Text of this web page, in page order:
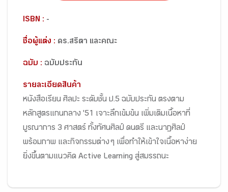
ISBN : -
ชื่อผู้แต่ง : ดร.สริตา และคณะ
ฉบับ : ฉบับประกัน
รายละเอียดสินค้า
หนังสือเรียน ศิลปะ ระดับชั้น ป.5 ฉบับประกัน ตรงตาม
หลักสูตรแกนกลาง '51 เจาะลึกเข้มข้น เพิ่มเติมเนื้อหาที่
บูรณาการ 3 ศาสตร์ ทั้งทัศนศิลป์ ดนตรี และนาฏศิลป์
พร้อมภาพ และกิจกรรมต่าง ๆ เพื่อทำให้เข้าใจเนื้อหาง่าย
ยิ่งขึ้นตามแนวคิด Active Learning สู่สมรรถนะ